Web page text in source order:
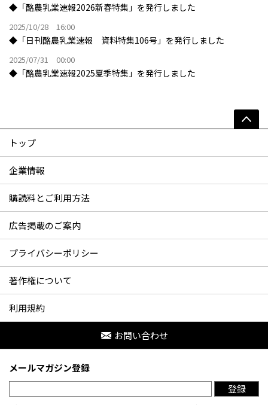
◆「酪農乳業速報2026新春特集」を発行しました
2025/10/28 16:00
◆「日刊酪農乳業速報 資料特集106号」を発行しました
2025/07/31 00:00
◆「酪農乳業速報2025夏季特集」を発行しました
トップ
企業情報
購読料とご利用方法
広告掲載のご案内
プライバシーポリシー
著作権について
利用規約
お問い合わせ
メールマガジン登録
登録